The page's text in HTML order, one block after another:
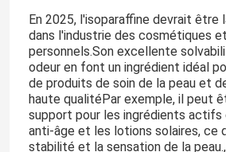
En 2025, l'isoparaffine devrait être
dans l'industrie des cosmétiques
personnels.Son excellente
odeur en font un ingrédient idéal
de produits de soin de la peau et
haute qualitéPar exemple, il peut
support pour les ingrédients actifs
anti-âge et les lotions solaires, ce
stabilité et la sensation de la